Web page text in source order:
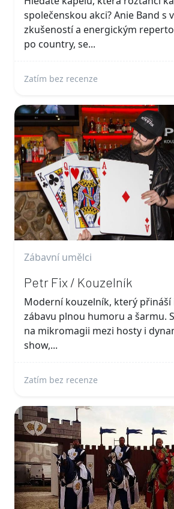
společenskou akci? Anie Band s
zkušeností a energickým
po country, se...
Zatím bez recenze
Zábavní umělci
Petr Fix / Kouzelník
Moderní kouzelník, který
zábavu plnou humoru a šarmu.
na mikromagii mezi hosty i
show,...
Zatím bez recenze